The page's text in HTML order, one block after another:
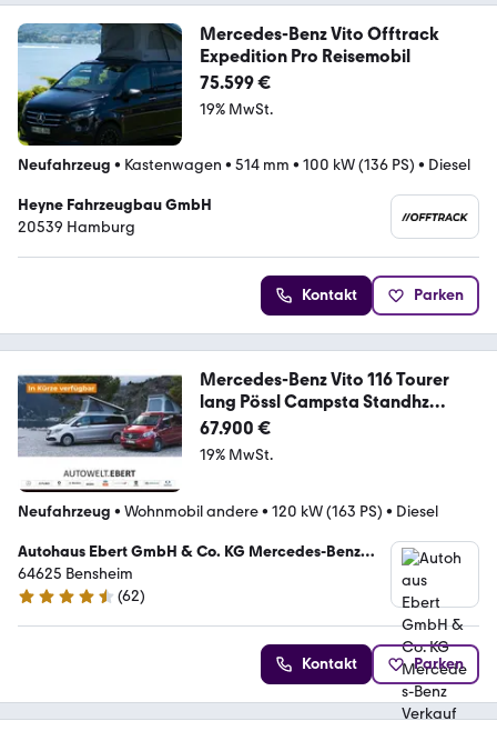
Mercedes-Benz Vito Offtrack
Expedition Pro Reisemobil
75.599 €
19% MwSt.
Neufahrzeug • Kastenwagen • 514 mm • 100 kW (136 PS) • Diesel
Heyne Fahrzeugbau GmbH
20539 Hamburg
Kontakt Parken
Mercedes-Benz Vito 116 Tourer
lang Pössl Campsta Standhz
ParkP
67.900 €
19% MwSt.
Neufahrzeug • Wohnmobil andere• 120 kW (163 PS) • Diesel
Autohaus Ebert GmbH & Co. KG Mercedes-Benz
Verkauf und Service
64625 Bensheim
4.7 Sterne
(62)
Kontakt Parken